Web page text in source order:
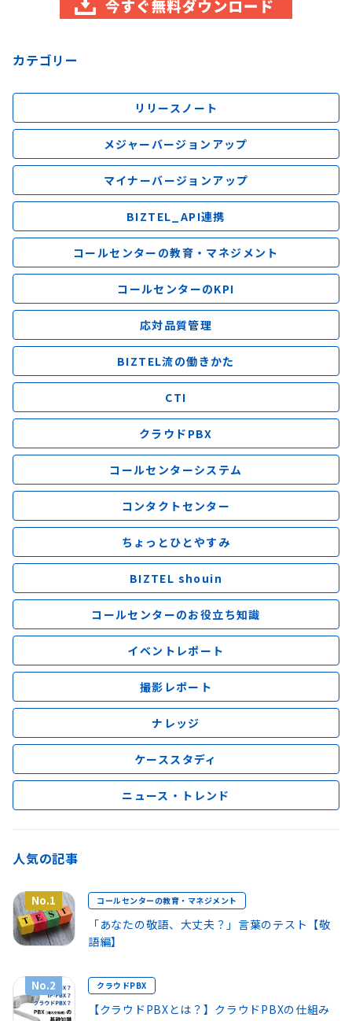
カテゴリー
リリースノート
メジャーバージョンアップ
マイナーバージョンアップ
BIZTEL_API連携
コールセンターの教育・マネジメント
コールセンターのKPI
応対品質管理
BIZTEL流の働きかた
CTI
クラウドPBX
コールセンターシステム
コンタクトセンター
ちょっとひとやすみ
BIZTEL shouin
コールセンターのお役立ち知識
イベントレポート
撮影レポート
ナレッジ
ケーススタディ
ニュース・トレンド
人気の記事
No.1 コールセンターの教育・マネジメント
「あなたの敬語、大丈夫？」言葉のテスト【敬
語編】
No.2 クラウドPBX
【クラウドPBXとは？】クラウドPBXの仕組み